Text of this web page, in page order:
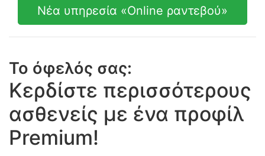
Νέα υπηρεσία «Online ραντεβού»
Το όφελός σας:
Κερδίστε περισσότερους
ασθενείς με ένα προφίλ
Premium!